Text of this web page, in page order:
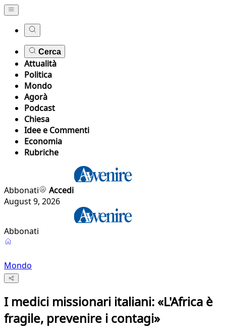
Cerca
Attualità
Politica
Mondo
Agorà
Podcast
Chiesa
Idee e Commenti
Economia
Rubriche
Abbonati
Accedi
August 9, 2026
Abbonati
Mondo
I medici missionari italiani: «L'Africa è
fragile, prevenire i contagi»